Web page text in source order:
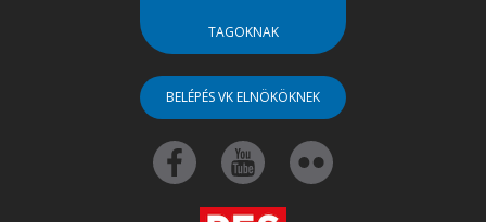
TAGOKNAK
BELÉPÉS VK ELNÖKÖKNEK